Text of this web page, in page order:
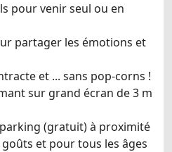
pour venir seul ou en
partager les émotions et
et ... sans pop-corns !
sur grand écran de 3 m
(gratuit) à proximité
et pour tous les âges